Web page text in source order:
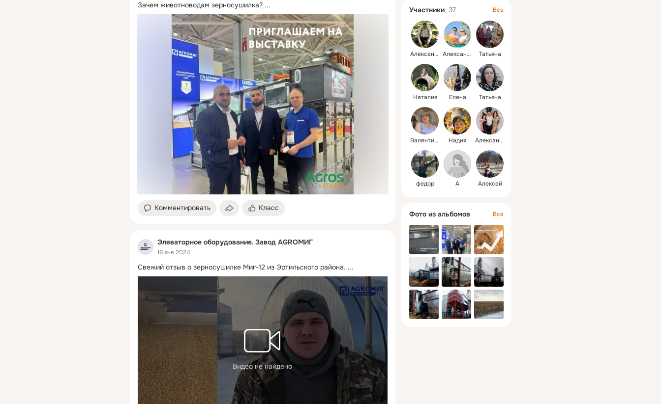
Зачем животноводам зерносушилка? ...
Комментировать Класс
Элеваторное оборудование. Завод AGROМИГ
16 янв 2024
Свежий отзыв о зерносушилке Миг-12 из Эртильского района. ...
Видео не найдено
Участники 37 Все
Александр Александр Татьяна
Наталия Елена Татьяна
Валентина Надия Александр
федор А Алексей
Фото из альбомов Все